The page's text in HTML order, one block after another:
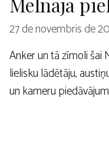
27 de novembris de
Anker un tā zīmoli šai
lielisku lādētāju,
un kameru